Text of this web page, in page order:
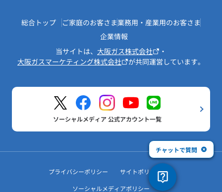
総合トップ ご家庭のお客さま業務用・産業用のお客さま
企業情報
当サイトは、 大阪ガス株式会社
・
大阪ガスマーケティング株式会社
が共同運営しています。
ソーシャルメディア 公式アカウント一覧
プライバシーポリシー
サイトポリシー
ソーシャルメディアポリシー
チャットで質問